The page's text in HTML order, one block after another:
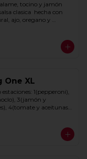
tocino y jamón
clasica  hecha con
ajo, oregano y
One XL
1(pepperoni),
3(jamón y
4(tomate y aceitunas